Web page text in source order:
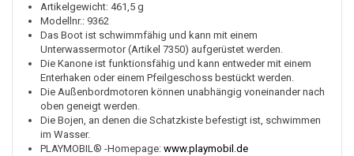
Artikelgewicht: 461,5 g
Modellnr.: 9362
Das Boot ist schwimmfähig und kann mit einem
Unterwassermotor (Artikel 7350) aufgerüstet werden.
Die Kanone ist funktionsfähig und kann entweder mit einem
Enterhaken oder einem Pfeilgeschoss bestückt werden.
Die Außenbordmotoren können unabhängig voneinander nach
oben geneigt werden.
Die Bojen, an denen die Schatzkiste befestigt ist, schwimmen
im Wasser.
PLAYMOBIL® -Homepage: www.playmobil.de